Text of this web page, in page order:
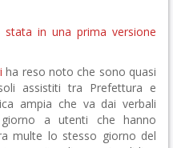
stata in una prima versione
ha reso noto che sono quasi
assistiti tra Prefettura e
ampia che va dai verbali
a utenti che hanno
multe lo stesso giorno del